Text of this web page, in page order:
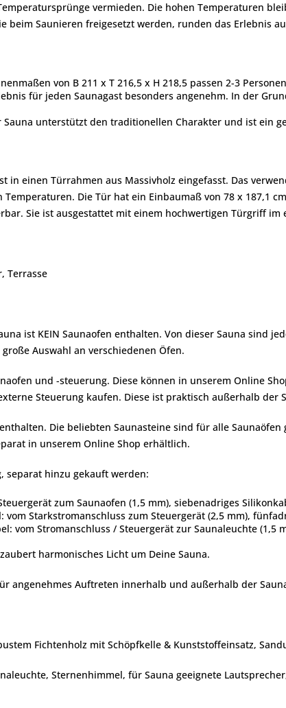
vermieden. Die hohen Temperaturen
beim Saunieren freigesetzt werden, runden das Erlebnis
von B 211 x T 216,5 x H 218,5 passen 2-3
für jeden Saunagast besonders angenehm. In der
unterstützt den traditionellen Charakter und ist ein
in einen Türrahmen aus Massivholz eingefasst. Das
Die Tür hat ein Einbaumaß von 78 x 187,1
Sie ist ausgestattet mit einem hochwertigen Türgriff im
Terrasse
ist KEIN Saunaofen enthalten. Von dieser Sauna sind
Auswahl an verschiedenen Öfen.
und -steuerung. Diese können in unserem Online
Steuerung kaufen. Diese ist praktisch außerhalb
Die beliebten Saunasteine sind für alle
in unserem Online Shop erhältlich.
separat hinzu gekauft werden:
zum Saunaofen (1,5 mm), siebenadriges
Starkstromanschluss zum Steuergerät (2,5 mm),
vom Stromanschluss / Steuergerät zur Saunaleuchte (1,5
harmonisches Licht um Deine Sauna.
angenehmes Auftreten innerhalb und außerhalb der
Fichtenholz mit Schöpfkelle & Kunststoffeinsatz,
Sternenhimmel, für Sauna geeignete